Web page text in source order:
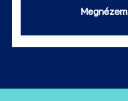
Megnézem